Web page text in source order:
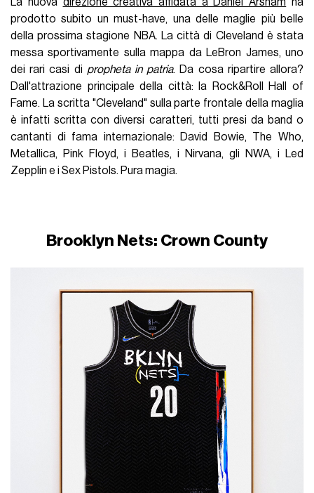
prodotto subito un must-have, una delle maglie più belle
della prossima stagione NBA. La città di Cleveland è stata
messa sportivamente sulla mappa da LeBron James, uno
dei rari casi di propheta in patria. Da cosa ripartire allora?
Dall'attrazione principale della città: la Rock&Roll Hall of
Fame. La scritta "Cleveland" sulla parte frontale della maglia
è infatti scritta con diversi caratteri, tutti presi da band o
cantanti di fama internazionale: David Bowie, The Who,
Metallica, Pink Floyd, i Beatles, i Nirvana, gli NWA, i Led
Zepplin e i Sex Pistols. Pura magia.
Brooklyn Nets: Crown County